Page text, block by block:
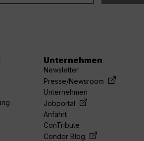
Unternehmen
Newsletter
Presse/Newsroom
Unternehmen
Jobportal
Anfahrt
ConTribute
Condor Blog